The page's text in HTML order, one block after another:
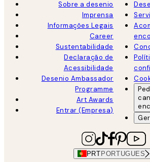
Sobre a desenio
Imprensa
Informações Legais
Career
Sustentabilidade
Declaração de
Acessibilidade
Desenio Ambassador
Programme
Art Awards
Entrar (Empresa)
PRT PORTUGUES